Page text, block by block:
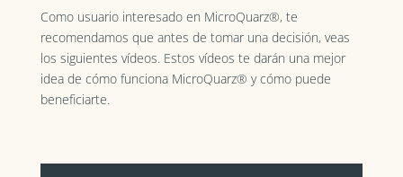
Como usuario interesado en MicroQuarz®, te
recomendamos que antes de tomar una decisión, veas
los siguientes vídeos. Estos vídeos te darán una mejor
idea de cómo funciona MicroQuarz® y cómo puede
beneficiarte.